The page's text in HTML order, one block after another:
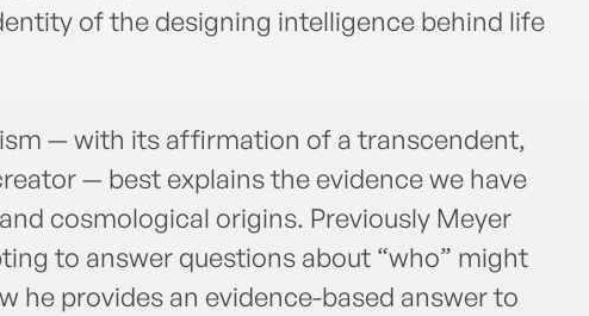
of the designing intelligence behind life
— with its affirmation of a transcendent,
— best explains the evidence we have
cosmological origins. Previously Meyer
to answer questions about “who” might
he provides an evidence-based answer to